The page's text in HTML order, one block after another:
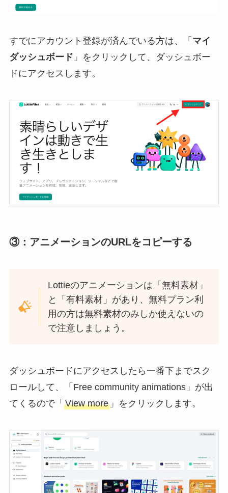
すでにアカウント登録が済んでいる方は、「 マイ
ダッシュボード 」をクリックして、ダッシュボー
ドにアクセスします。
③：アニメーションのURLをコピーする
Lottieのアニメーションは「無料素材」
と「有料素材」があり、無料プラン利
用の方は無料素材のみしか使えないの
で注意しましょう。
ダッシュボードにアクセスしたら一番下までスク
ロールして、「Free community animations」が出
てくるので「 View more」をクリックします。